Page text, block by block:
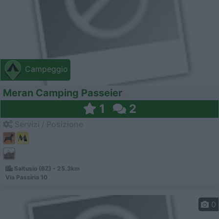
Campeggio
Meran Camping Passeier
1 2
Saltusio (BZ) - 25.3km
Via Passiria 10
0